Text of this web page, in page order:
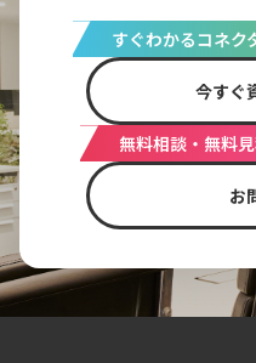
すぐわかるコネク
今すぐ
無料相談・無料
お